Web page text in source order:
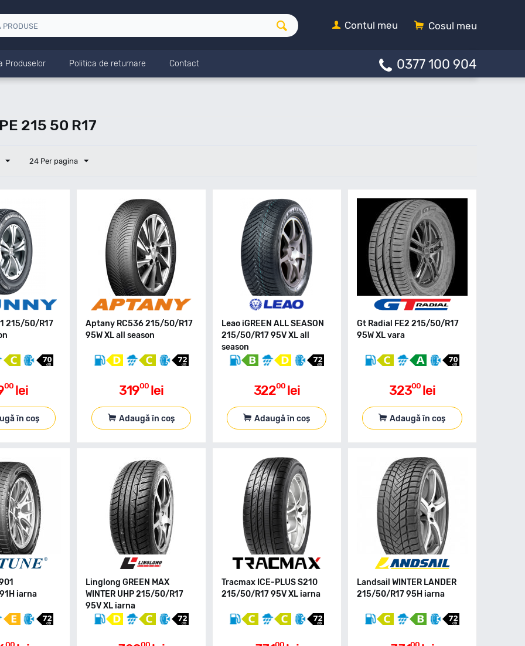
Cosul meu
Contul meu
Produselor Politica de returnare Contact 0377 100 904
215 50 R17
24 Per pagina
215/50/R17
00 lei
în coș
Aptany RC536 215/50/R17
95W XL all season
31900 lei
Adaugă în coș
Leao iGREEN ALL SEASON
215/50/R17 95V XL all
season
32200 lei
Adaugă în coș
Gt Radial FE2 215/50/R17
95W XL vara
32300 lei
Adaugă în coș
iarna
Linglong GREEN MAX
WINTER UHP 215/50/R17
95V XL iarna
Tracmax ICE-PLUS S210
215/50/R17 95V XL iarna
Landsail WINTER LANDER
215/50/R17 95H iarna